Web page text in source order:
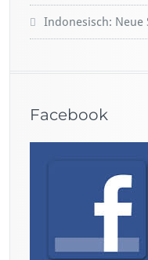
Indonesisch: Neue
Facebook